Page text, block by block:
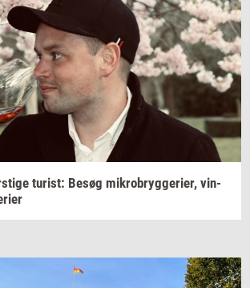
turist: Besøg mi­kro­bryg­ge­ri­er, vin­